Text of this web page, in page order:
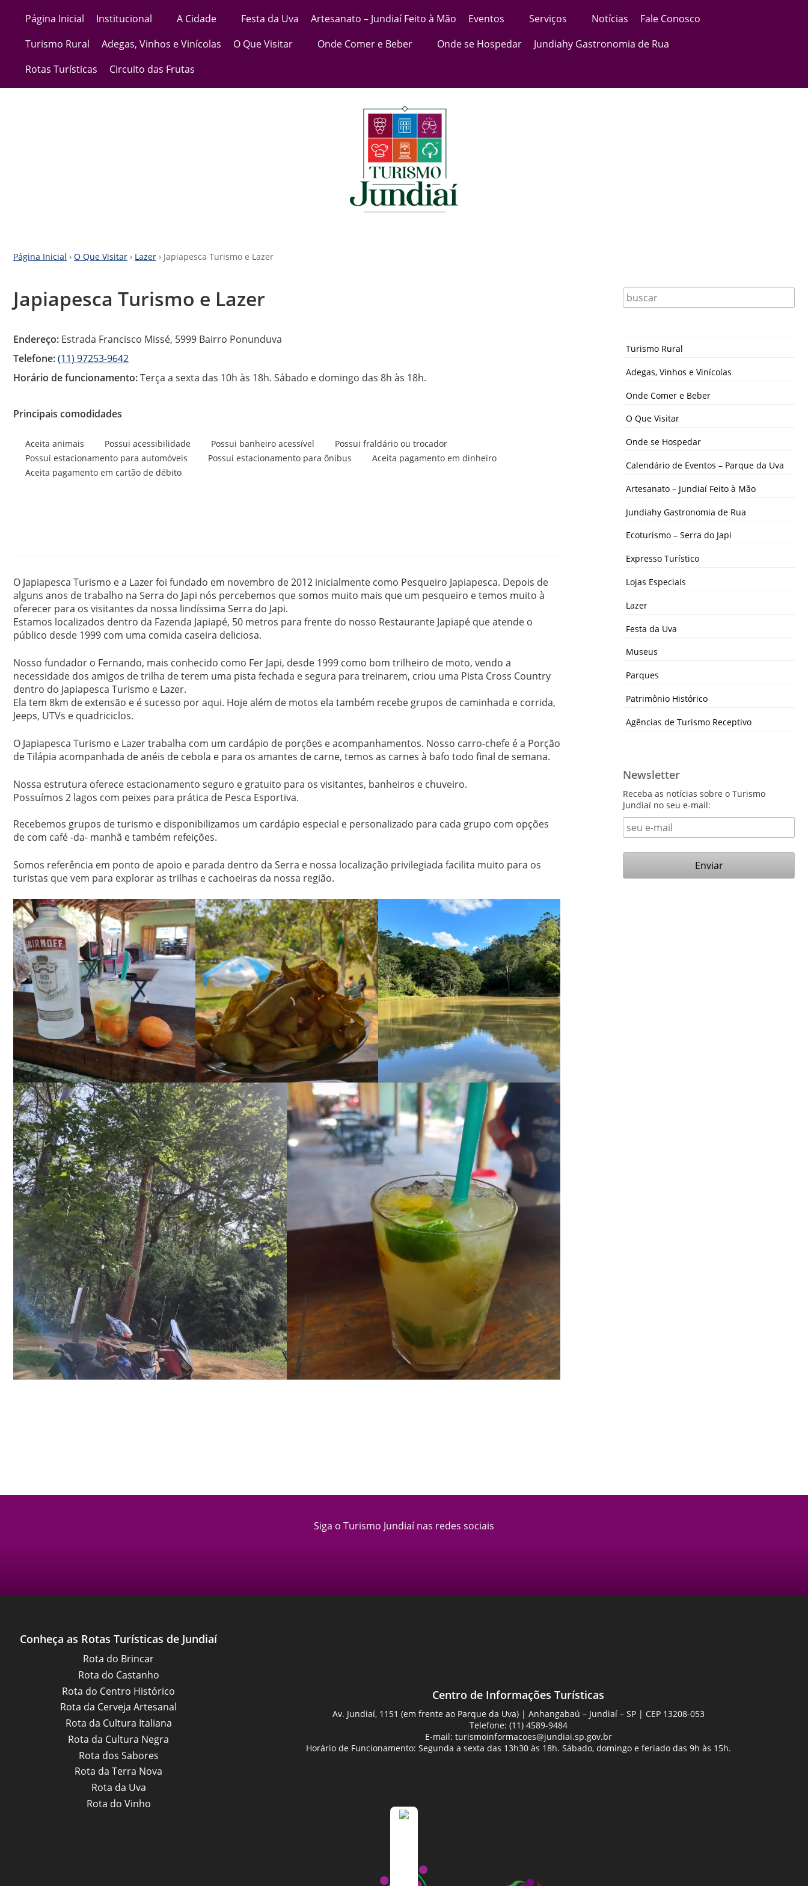
Página Inicial Institucional A Cidade Festa da Uva Artesanato – Jundiaí Feito à Mão Eventos Serviços Notícias
Fale Conosco
Turismo Rural
Adegas, Vinhos e Vinícolas O Que Visitar Onde Comer e Beber Onde se Hospedar
Jundiahy Gastronomia de Rua
Rotas Turísticas
Circuito das Frutas
Página Inicial › O Que Visitar › Lazer › Japiapesca Turismo e Lazer
Japiapesca Turismo e Lazer
Endereço: Estrada Francisco Missé, 5999 Bairro Ponunduva
Telefone:(11) 97253-9642
Horário de funcionamento:Terça a sexta das 10h às 18h. Sábado e domingo das 8h às 18h.
Principais comodidades
Aceita animais Possui acessibilidade Possui banheiro acessível
Possui fraldário ou trocador
Possui estacionamento para automóveis
Possui estacionamento para ônibus
Aceita pagamento em dinheiro
Aceita pagamento em cartão de débito
O Japiapesca Turismo e a Lazer foi fundado em novembro de 2012 inicialmente como Pesqueiro Japiapesca. Depois de
alguns anos de trabalho na Serra do Japi nós percebemos que somos muito mais que um pesqueiro e temos muito à
oferecer para os visitantes da nossa lindíssima Serra do Japi.
Estamos localizados dentro da Fazenda Japiapé, 50 metros para frente do nosso Restaurante Japiapé que atende o
público desde 1999 com uma comida caseira deliciosa.
Nosso fundador o Fernando, mais conhecido como Fer Japi, desde 1999 como bom trilheiro de moto, vendo a
necessidade dos amigos de trilha de terem uma pista fechada e segura para treinarem, criou uma Pista Cross Country
dentro do Japiapesca Turismo e Lazer.
Ela tem 8km de extensão e é sucesso por aqui. Hoje além de motos ela também recebe grupos de caminhada e corrida,
Jeeps, UTVs e quadriciclos.
O Japiapesca Turismo e Lazer trabalha com um cardápio de porções e acompanhamentos. Nosso carro-chefe é a Porção
de Tilápia acompanhada de anéis de cebola e para os amantes de carne, temos as carnes à bafo todo final de semana.
Nossa estrutura oferece estacionamento seguro e gratuito para os visitantes, banheiros e chuveiro.
Possuímos 2 lagos com peixes para prática de Pesca Esportiva.
Recebemos grupos de turismo e disponibilizamos um cardápio especial e personalizado para cada grupo com opções
de com café -da- manhã e também refeições.
Somos referência em ponto de apoio e parada dentro da Serra e nossa localização privilegiada facilita muito para os
turistas que vem para explorar as trilhas e cachoeiras da nossa região.
Turismo Rural
Adegas, Vinhos e Vinícolas
Onde Comer e Beber
O Que Visitar
Onde se Hospedar
Calendário de Eventos – Parque da Uva
Artesanato – Jundiaí Feito à Mão
Jundiahy Gastronomia de Rua
Ecoturismo – Serra do Japi
Expresso Turístico
Lojas Especiais
Lazer
Festa da Uva
Museus
Parques
Patrimônio Histórico
Agências de Turismo Receptivo
Newsletter
Receba as notícias sobre o Turismo
Jundiaí no seu e-mail:
Siga o Turismo Jundiaí nas redes sociais
Conheça as Rotas Turísticas de Jundiaí
Rota do Brincar
Rota do Castanho
Rota do Centro Histórico
Rota da Cerveja Artesanal
Rota da Cultura Italiana
Rota da Cultura Negra
Rota dos Sabores
Rota da Terra Nova
Rota da Uva
Rota do Vinho
Centro de Informações Turísticas
Av. Jundiaí, 1151 (em frente ao Parque da Uva) | Anhangabaú – Jundiaí – SP | CEP 13208-053
Telefone: (11) 4589-9484
E-mail: turismoinformacoes@jundiai.sp.gov.br
Horário de Funcionamento: Segunda a sexta das 13h30 às 18h. Sábado, domingo e feriado das 9h às 15h.